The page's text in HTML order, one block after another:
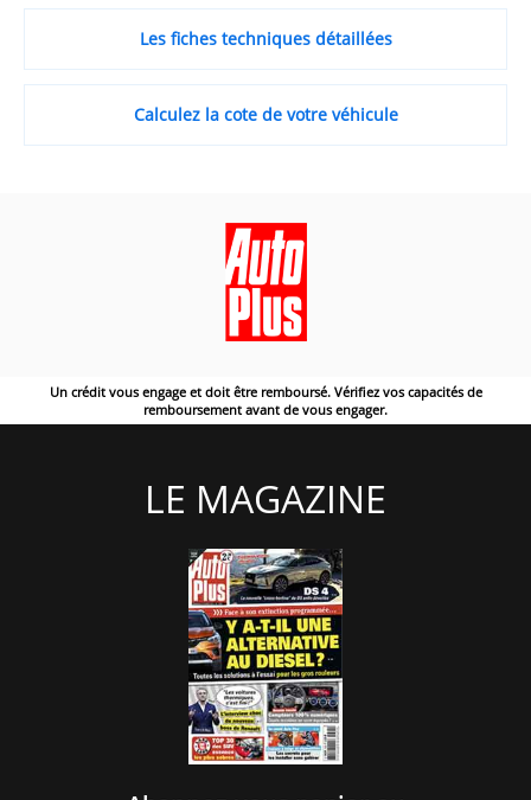
Les fiches techniques détaillées
Calculez la cote de votre véhicule
Un crédit vous engage et doit être remboursé. Vérifiez vos capacités de
remboursement avant de vous engager.
LE MAGAZINE